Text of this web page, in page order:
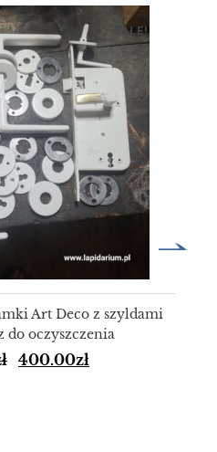
SALE!
Art Deco z szyldami
do oczyszczenia
400.00zł